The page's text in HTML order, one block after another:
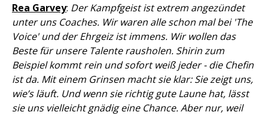
Rea Garvey: Der Kampfgeist ist extrem angezündet
unter uns Coaches. Wir waren alle schon mal bei 'The
Voice' und der Ehrgeiz ist immens. Wir wollen das
Beste für unsere Talente rausholen. Shirin zum
Beispiel kommt rein und sofort weiß jeder - die Chefin
ist da. Mit einem Grinsen macht sie klar: Sie zeigt uns,
wie’s läuft. Und wenn sie richtig gute Laune hat, lässt
sie uns vielleicht gnädig eine Chance. Aber nur, weil